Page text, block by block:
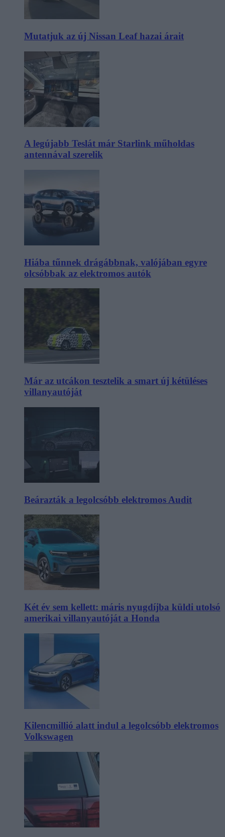
Mutatjuk az új Nissan Leaf hazai árait
A legújabb Teslát már Starlink műholdas
antennával szerelik
Hiába tűnnek drágábbnak, valójában egyre
olcsóbbak az elektromos autók
Már az utcákon tesztelik a smart új kétüléses
villanyautóját
Beárazták a legolcsóbb elektromos Audit
Két év sem kellett: máris nyugdíjba küldi utolsó
amerikai villanyautóját a Honda
Kilencmillió alatt indul a legolcsóbb elektromos
Volkswagen